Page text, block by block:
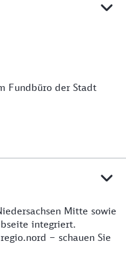
Fundbüro der Stadt
Mitte sowie
integriert.
– schauen Sie